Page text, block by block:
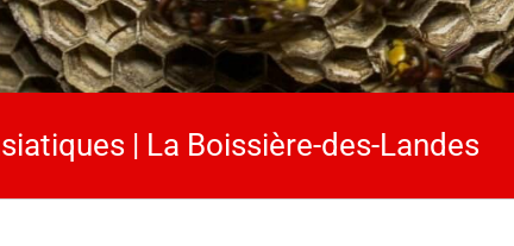
| La Boissière-des-Landes